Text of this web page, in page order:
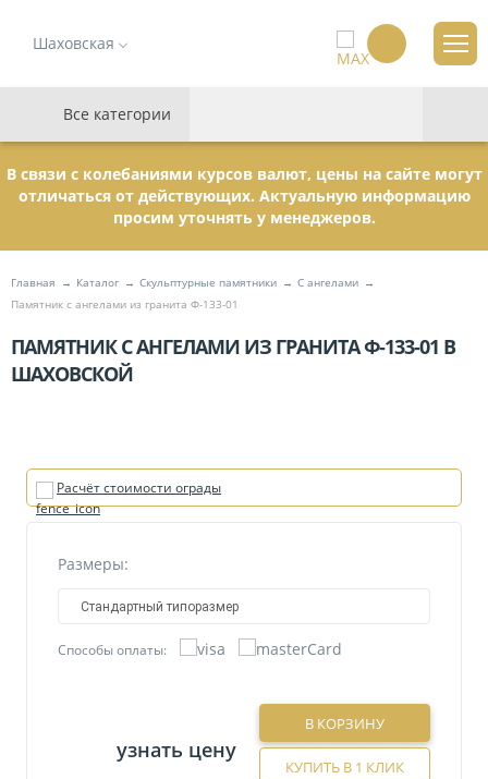
Шаховская
Все категории
В связи с колебаниями курсов валют, цены на сайте могут
отличаться от действующих. Актуальную информацию
просим уточнять у менеджеров.
Главная Каталог Скульптурные памятники
C ангелами
Памятник с ангелами из гранита Ф-133-01
ПАМЯТНИК С АНГЕЛАМИ ИЗ ГРАНИТА Ф-133-01 В
ШАХОВСКОЙ
Расчёт стоимости ограды
Размеры:
Стандартный типоразмер
Способы оплаты:
узнать цену
В КОРЗИНУ
КУПИТЬ В 1 КЛИК